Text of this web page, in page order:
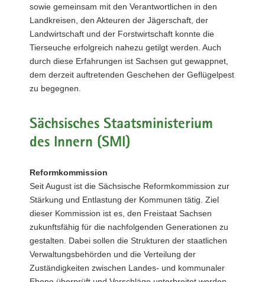
sowie gemeinsam mit den Verantwortlichen in den
Landkreisen, den Akteuren der Jägerschaft, der
Landwirtschaft und der Forstwirtschaft konnte die
Tierseuche erfolgreich nahezu getilgt werden. Auch
durch diese Erfahrungen ist Sachsen gut gewappnet,
dem derzeit auftretenden Geschehen der Geflügelpest
zu begegnen.
Sächsisches Staatsministerium
des Innern (SMI)
Reformkommission
Seit August ist die Sächsische Reformkommission zur
Stärkung und Entlastung der Kommunen tätig. Ziel
dieser Kommission ist es, den Freistaat Sachsen
zukunftsfähig für die nachfolgenden Generationen zu
gestalten. Dabei sollen die Strukturen der staatlichen
Verwaltungsbehörden und die Verteilung der
Zuständigkeiten zwischen Landes- und kommunaler